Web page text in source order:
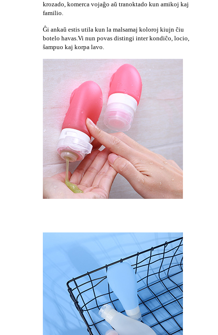
krozado, komerca vojaĝo aŭ tranoktado kun amikoj kaj
familio.
Ĝi ankaŭ estis utila kun la malsamaj koloroj kiujn ĉiu
botelo havas.Vi nun povas distingi inter kondiĉo, locio,
ŝampuo kaj korpa lavo.